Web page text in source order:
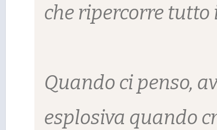
che ripercorre tutto
Quando ci penso,
esplosiva quando